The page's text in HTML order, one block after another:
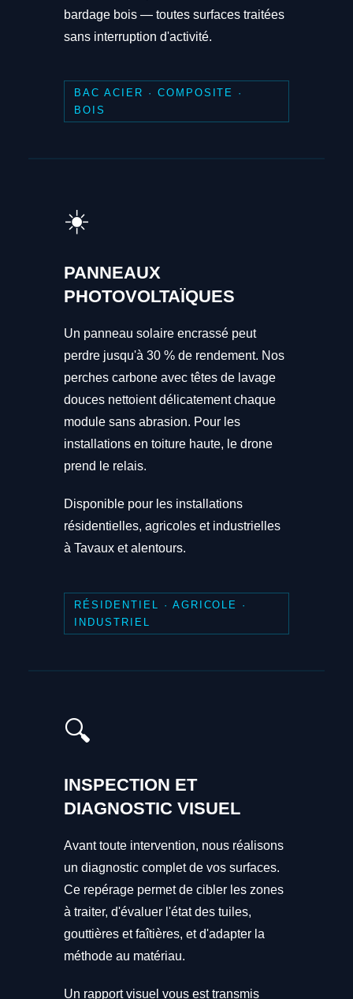
bardage bois — toutes surfaces traitées
sans interruption d'activité.
BAC ACIER · COMPOSITE ·
BOIS
☀️
PANNEAUX
PHOTOVOLTAÏQUES
Un panneau solaire encrassé peut
perdre jusqu'à 30 % de rendement. Nos
perches carbone avec têtes de lavage
douces nettoient délicatement chaque
module sans abrasion. Pour les
installations en toiture haute, le drone
prend le relais.
Disponible pour les installations
résidentielles, agricoles et industrielles
à Tavaux et alentours.
RÉSIDENTIEL · AGRICOLE ·
INDUSTRIEL
🔍
INSPECTION ET
DIAGNOSTIC VISUEL
Avant toute intervention, nous réalisons
un diagnostic complet de vos surfaces.
Ce repérage permet de cibler les zones
à traiter, d'évaluer l'état des tuiles,
gouttières et faîtières, et d'adapter la
méthode au matériau.
Un rapport visuel vous est transmis